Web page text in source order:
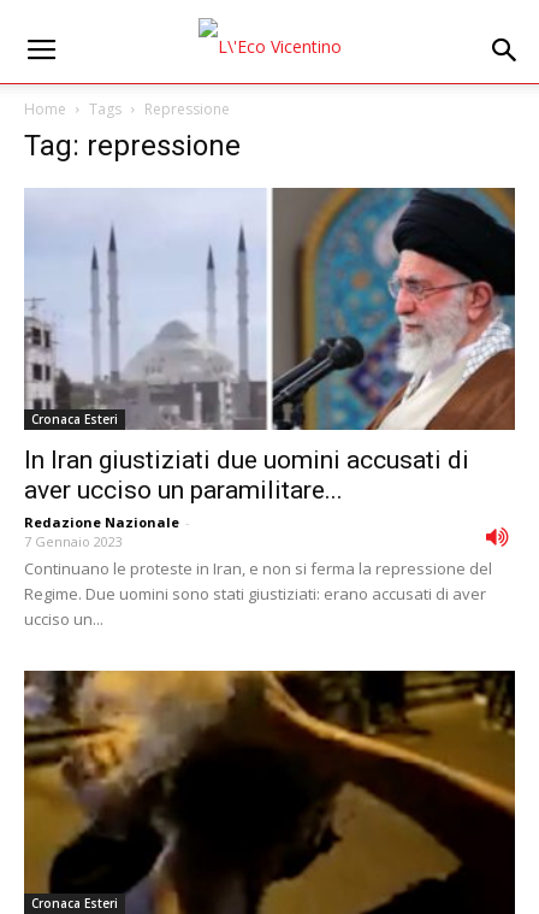
Home Tags Repressione
Tag: repressione
Cronaca Esteri
In Iran giustiziati due uomini accusati di
aver ucciso un paramilitare...
Redazione Nazionale -
7 Gennaio 2023
Continuano le proteste in Iran, e non si ferma la repressione del
Regime. Due uomini sono stati giustiziati: erano accusati di aver
ucciso un...
Cronaca Esteri